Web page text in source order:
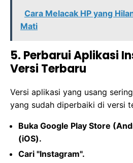
Cara Melacak HP yang
Mati
5. Perbarui Aplikasi
Versi Terbaru
Versi aplikasi yang usang
yang sudah diperbaiki di versi
Buka Google Play Store
(iOS).
Cari "Instagram".